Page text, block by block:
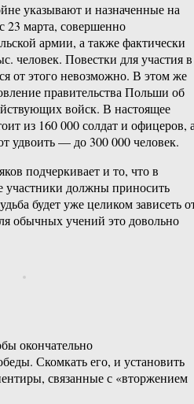
указывают и назначенные на
23 марта, совершенно
армии, а также фактически
человек. Повестки для участия в
от этого невозможно. В этом же
правительства Польши об
войск. В настоящее
из 160 000 солдат и офицеров,
удвоить — до 300 000 человек.
подчеркивает и то, что в
участники должны приносить
будет уже целиком зависеть
обычных учений это довольно
окончательно
Скомкать его, и установить
связанные с «вторжением